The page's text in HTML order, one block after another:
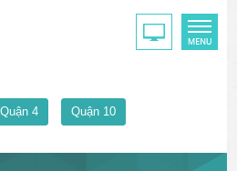
Quận 4 Quận 10